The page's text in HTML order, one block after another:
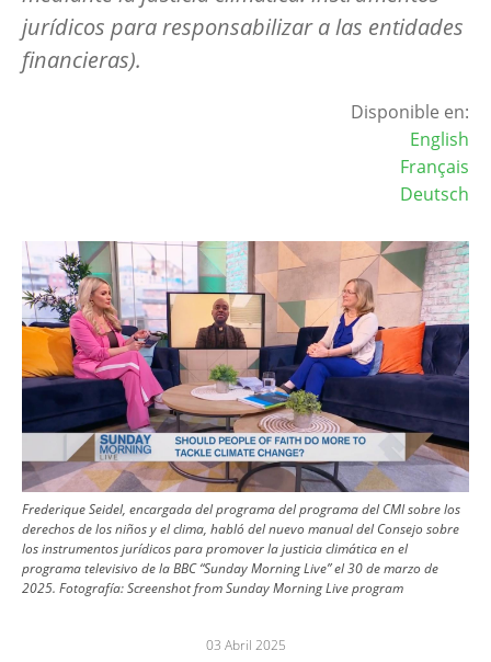
jurídicos para responsabilizar a las entidades
financieras).
Disponible en:
English
Français
Deutsch
Image
Frederique Seidel, encargada del programa del programa del CMI sobre los
derechos de los niños y el clima, habló del nuevo manual del Consejo sobre
los instrumentos jurídicos para promover la justicia climática en el
programa televisivo de la BBC “Sunday Morning Live” el 30 de marzo de
2025. Fotografía:Screenshot from Sunday Morning Live program
03 Abril 2025